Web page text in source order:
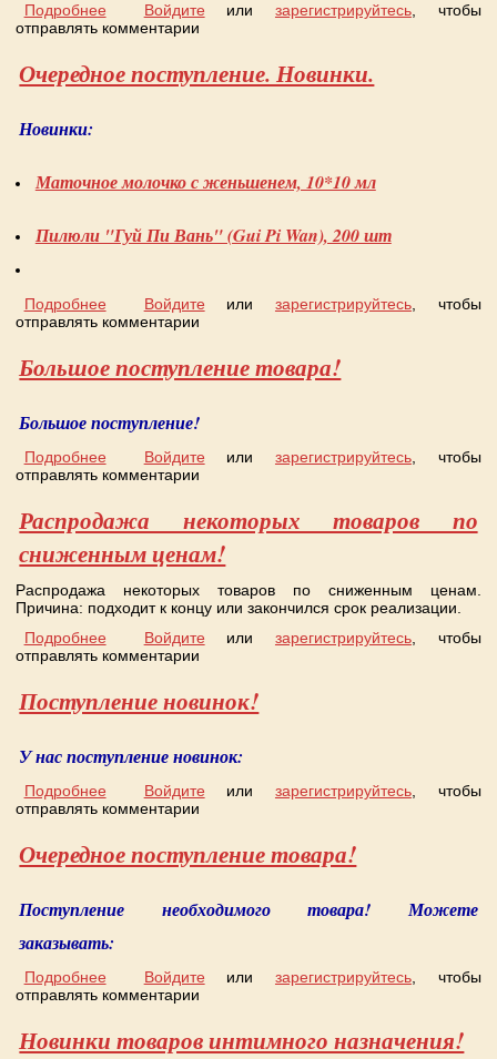
Подробнее о Поступили в продажу: Золотой олень
Войдите или зарегистрируйтесь, чтобы
отправлять комментарии
Очередное поступление. Новинки.
Новинки:
Маточное молочко с женьшенем, 10*10 мл
Пилюли "Гуй Пи Вань" (Gui Pi Wan), 200 шт
Подробнее о Очередное поступление. Новинки.
Войдите или зарегистрируйтесь, чтобы
отправлять комментарии
Большое поступление товара!
Большое поступление!
Подробнее о Большое поступление товара!
Войдите или зарегистрируйтесь, чтобы
отправлять комментарии
Распродажа некоторых товаров по
сниженным ценам!
Распродажа некоторых товаров по сниженным ценам.
Причина: подходит к концу или закончился срок реализации.
Подробнее о Распродажа некоторых товаров по сниженным
ценам!
Войдите или зарегистрируйтесь, чтобы
отправлять комментарии
Поступление новинок!
У нас поступление новинок:
Подробнее о Поступление новинок!
Войдите или зарегистрируйтесь, чтобы
отправлять комментарии
Очередное поступление товара!
Поступление необходимого товара! Можете
заказывать:
Подробнее о Очередное поступление товара!
Войдите или зарегистрируйтесь, чтобы
отправлять комментарии
Новинки товаров интимного назначения!